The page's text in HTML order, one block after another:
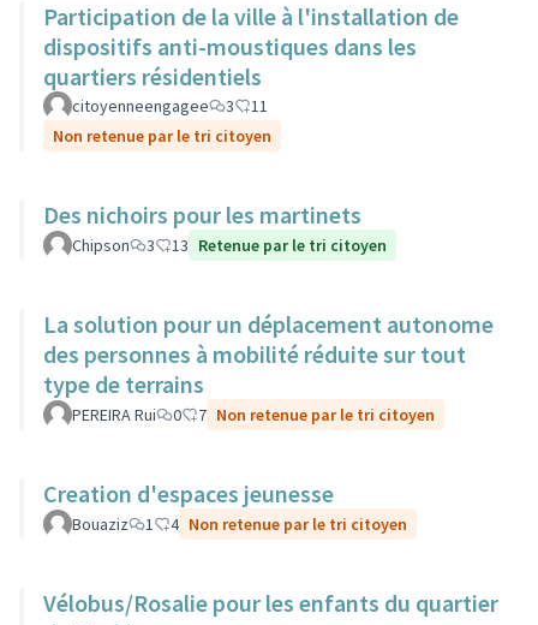
Participation de la ville à l'installation de
dispositifs anti-moustiques dans les
quartiers résidentiels
citoyenneengagee 3
11
Non retenue par le tri citoyen
Des nichoirs pour les martinets
Chipson 3 13 Retenue par le tri citoyen
La solution pour un déplacement autonome
des personnes à mobilité réduite sur tout
type de terrains
PEREIRA Rui 0 7 Non retenue par le tri citoyen
Creation d'espaces jeunesse
Bouaziz 1 4 Non retenue par le tri citoyen
Vélobus/Rosalie pour les enfants du quartier